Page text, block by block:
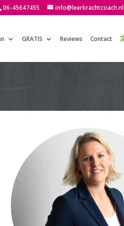
06-45647455 info@leerkrachtcoach.nl
GRATIS Reviews Contact